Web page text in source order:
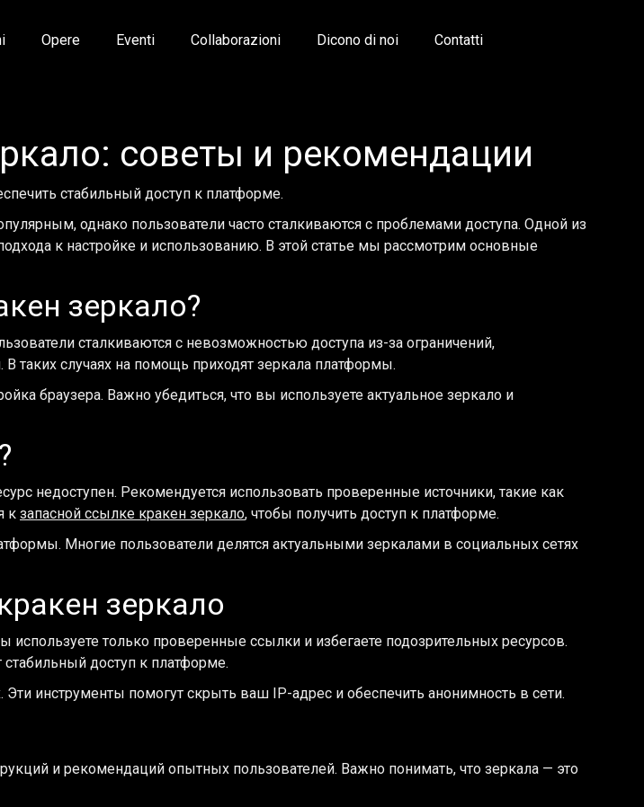
Opere Eventi Collaborazioni Dicono di noi Contatti
советы и рекомендации
стабильный доступ к платформе.
однако пользователи часто сталкиваются с проблемами доступа. Одной из
к настройке и использованию. В этой статье мы рассмотрим основные
зеркало?
сталкиваются с невозможностью доступа из-за ограничений,
таких случаях на помощь приходят зеркала платформы.
браузера. Важно убедиться, что вы используете актуальное зеркало и
недоступен. Рекомендуется использовать проверенные источники, такие как
к запасной ссылке кракен зеркало, чтобы получить доступ к платформе.
Многие пользователи делятся актуальными зеркалами в социальных сетях
зеркало
только проверенные ссылки и избегаете подозрительных ресурсов.
доступ к платформе.
инструменты помогут скрыть ваш IP-адрес и обеспечить анонимность в сети.
и рекомендаций опытных пользователей. Важно понимать, что зеркала — это